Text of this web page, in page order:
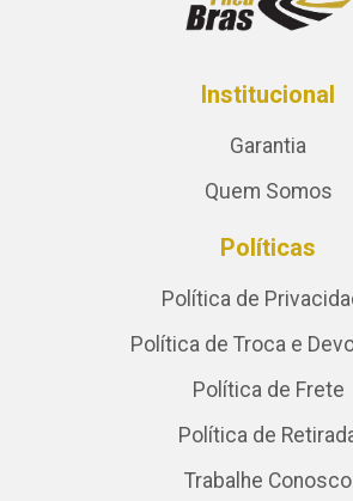
Institucional
Garantia
Quem Somos
Políticas
Política de
Política de Troca e
Política de Frete
Política de
Trabalhe Conosco